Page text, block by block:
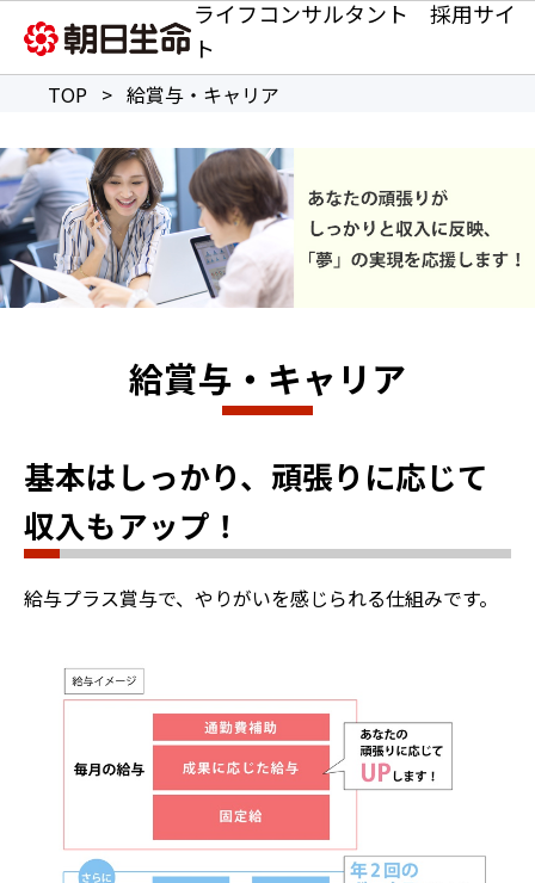
ライフコンサルタント 採用サイ
ト
TOP > 給賞与・キャリア
給賞与・キャリア
基本はしっかり、頑張りに応じて
収入もアップ！
給与プラス賞与で、やりがいを感じられる仕組みです。